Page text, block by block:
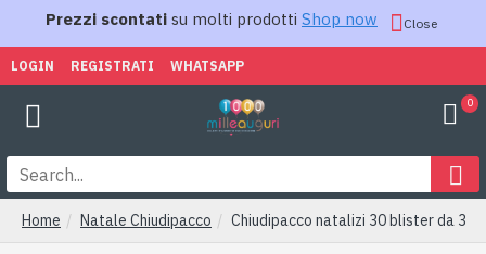
Prezzi scontati su molti prodotti Shop now Close
LOGIN REGISTRATI WHATSAPP
0
Home Natale Chiudipacco Chiudipacco natalizi 30 blister da 3